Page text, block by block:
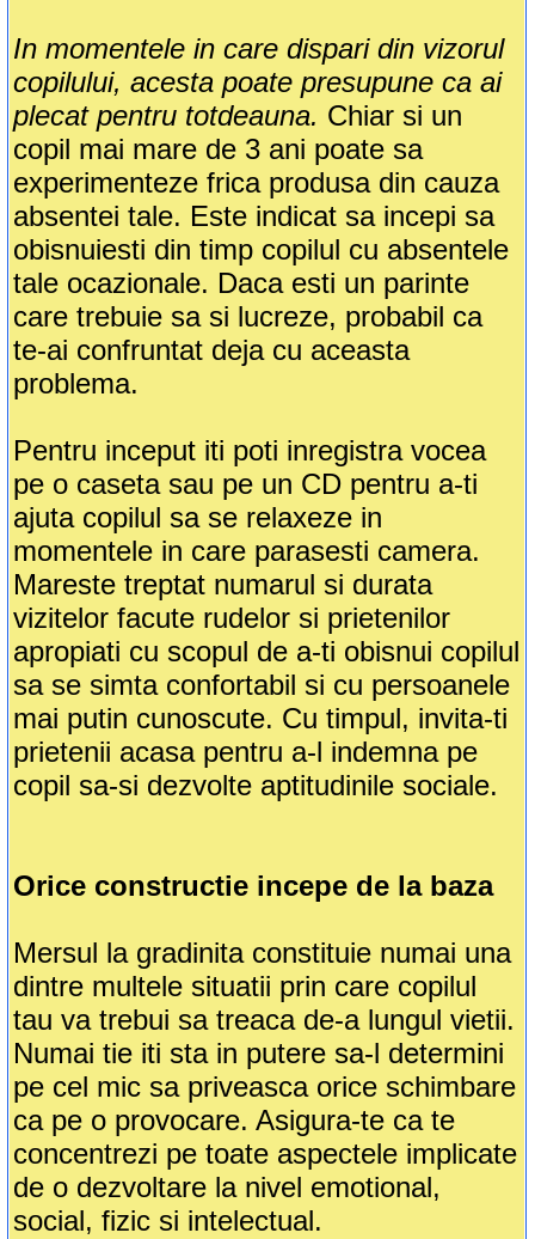
In momentele in care dispari din vizorul
copilului, acesta poate presupune ca ai
plecat pentru totdeauna. Chiar si un
copil mai mare de 3 ani poate sa
experimenteze frica produsa din cauza
absentei tale. Este indicat sa incepi sa
obisnuiesti din timp copilul cu absentele
tale ocazionale. Daca esti un parinte
care trebuie sa si lucreze, probabil ca
te-ai confruntat deja cu aceasta
problema.
Pentru inceput iti poti inregistra vocea
pe o caseta sau pe un CD pentru a-ti
ajuta copilul sa se relaxeze in
momentele in care parasesti camera.
Mareste treptat numarul si durata
vizitelor facute rudelor si prietenilor
apropiati cu scopul de a-ti obisnui copilul
sa se simta confortabil si cu persoanele
mai putin cunoscute. Cu timpul, invita-ti
prietenii acasa pentru a-l indemna pe
copil sa-si dezvolte aptitudinile sociale.
Orice constructie incepe de la baza
Mersul la gradinita constituie numai una
dintre multele situatii prin care copilul
tau va trebui sa treaca de-a lungul vietii.
Numai tie iti sta in putere sa-l determini
pe cel mic sa priveasca orice schimbare
ca pe o provocare. Asigura-te ca te
concentrezi pe toate aspectele implicate
de o dezvoltare la nivel emotional,
social, fizic si intelectual.